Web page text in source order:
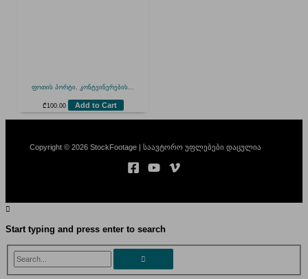
ფოთის პორტი, კონტეინერების...
₾ 100.00 Add to Cart
Copyright © 2026 StockFootage | საავტორო უფლებები დაცულია
Start typing and press enter to search
Search...